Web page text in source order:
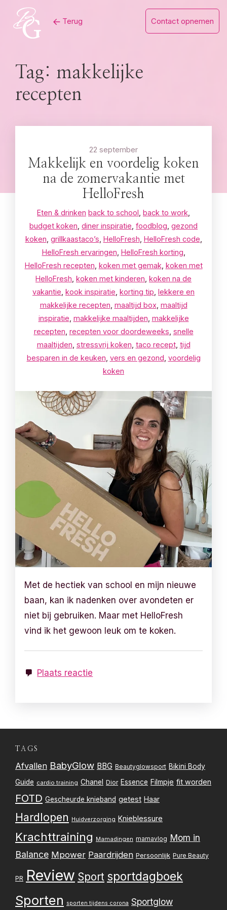
content
Terug Contact opnemen
Tag: makkelijke
recepten
22 september
Makkelijk en voordelig koken
na de zomervakantie met
HelloFresh
Eten & drinken back to school back to work
budget koken diner inspiratie foodblog gezond
koken grillkaastaco’s HelloFresh HelloFresh code
HelloFresh ervaringen HelloFresh korting
HelloFresh recepten koken met gemak koken met
HelloFresh koken met kinderen koken na de
vakantie kook inspiratie korting tip lekkere en
makkelijke recepten maaltijd box maaltijd
inspiratie makkelijke maaltijden makkelijke
recepten recepten voor doordeweeks snelle
maaltijden stressvrij koken taco recept, tijd
besparen in de keuken vers en gezond voordelig
koken
Met de hectiek van school en mijn nieuwe
baan, kan ik nadenken over avondeten er
niet bij gebruiken. Maar met HelloFresh
vind ik het gewoon leuk om te koken.
Plaats reactie
TAGS
Afvallen BabyGlow BBG Beautyglowsport Bikini Body
Guide cardio training Chanel Dior Essence Filmpje fit worden
FOTD Gescheurde knieband getest Haar
Hardlopen Huidverzorging Knieblessure
Krachttraining Mamadingen mamavlog Mom in
Balance Mpower Paardrijden Persoonlijk Pure Beauty
PR Review Sport sportdagboek
Sporten sporten tijdens corona Sportglow